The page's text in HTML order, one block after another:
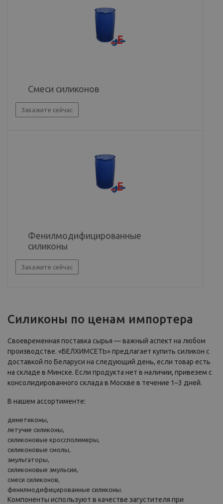
Смеси силиконов
Закажите сейчас
Фенилмодифицированные
силиконы
Закажите сейчас
Силиконы по ценам импортера
Своевременная поставка сырья — важный аспект на любом
производстве. «БЕЛХИМСЕТЬ» предлагает купить силикон с
доставкой по Беларуси на следующий день, если товар есть
на складе в Минске. Если продукта нет в наличии, привезем с
консолидированного склада в Москве в течение 1–3 дней.
В нашем ассортименте:
диметиконы,
летучие силиконы,
силиконовые кроссполимеры,
силиконовые смолы,
эмульгаторы,
силиконовые эмульсии,
смеси силиконов,
фенилмодифицированные силиконы.
Компоненты используют в качестве загустителя при